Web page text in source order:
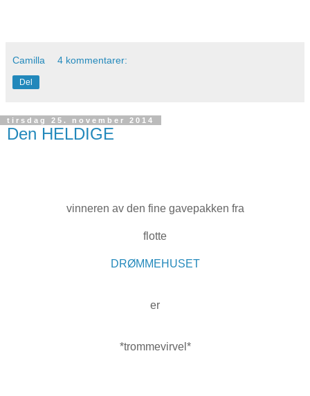
Camilla 4 kommentarer:
Del
tirsdag 25. november 2014
Den HELDIGE
vinneren av den fine gavepakken fra
flotte
DRØMMEHUSET
er
*trommevirvel*